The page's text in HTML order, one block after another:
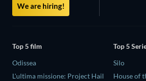
We are hiring!
Top 5 film
Odissea
L'ultima missione: Project Hail
Top 5
Silo
House of